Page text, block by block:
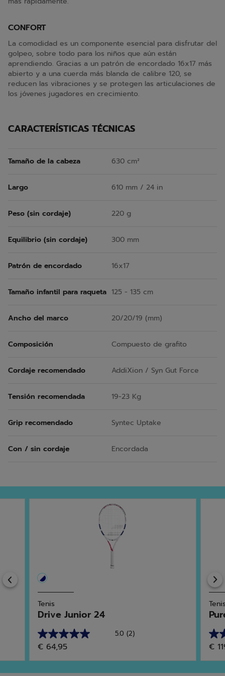
CONFORT
La comodidad es un componente esencial para disfrutar del
golpeo, sobre todo para los niños que aún están
aprendiendo. Gracias a un patrón de encordado 16x17 más
abierto y a una cuerda más blanda de calibre 120, se
reducen las vibraciones y se protegen las articulaciones de
los jóvenes jugadores en crecimiento.
CARACTERÍSTICAS TÉCNICAS
Tamaño de la cabeza 630 cm²
Largo 610 mm / 24 in
Peso (sin cordaje) 220 g
Equilibrio (sin cordaje) 300 mm
Patrón de encordado 16x17
Tamaño infantil para raqueta 125 - 135 cm
Ancho del marco 20/20/19 (mm)
Composición Compuesto de grafito
Cordaje recomendado AddiXion / Syn Gut Force
Tensión recomendada 19-23 Kg
Grip recomendado Syntec Uptake
Con / sin cordaje Encordada
Previous
Tenis
Drive Junior 24
5.0 (2)
5.0
de
5
€ 64,95
4.0
de
5
€